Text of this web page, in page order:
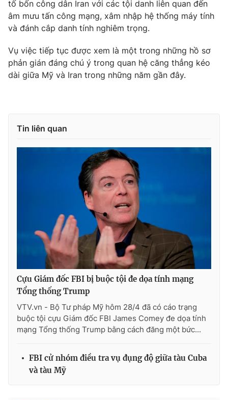
tố bốn công dân Iran với các tội danh liên quan đến
âm mưu tấn công mạng, xâm nhập hệ thống máy tính
và đánh cắp danh tính nghiêm trọng.
Vụ việc tiếp tục được xem là một trong những hồ sơ
phản gián đáng chú ý trong quan hệ căng thẳng kéo
dài giữa Mỹ và Iran trong những năm gần đây.
Tin liên quan
Cựu Giám đốc FBI bị buộc tội đe dọa tính mạng
Tổng thống Trump
VTV.vn - Bộ Tư pháp Mỹ hôm 28/4 đã có cáo trạng
buộc tội cựu Giám đốc FBI James Comey đe dọa tính
mạng Tổng thống Trump bằng cách đăng một bức...
FBI cử nhóm điều tra vụ đụng độ giữa tàu Cuba
và tàu Mỹ